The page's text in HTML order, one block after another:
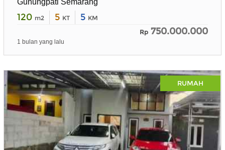
120 m2 5 KT 5 KM
Rp 750.000.000
1 bulan yang lalu
RUMAH